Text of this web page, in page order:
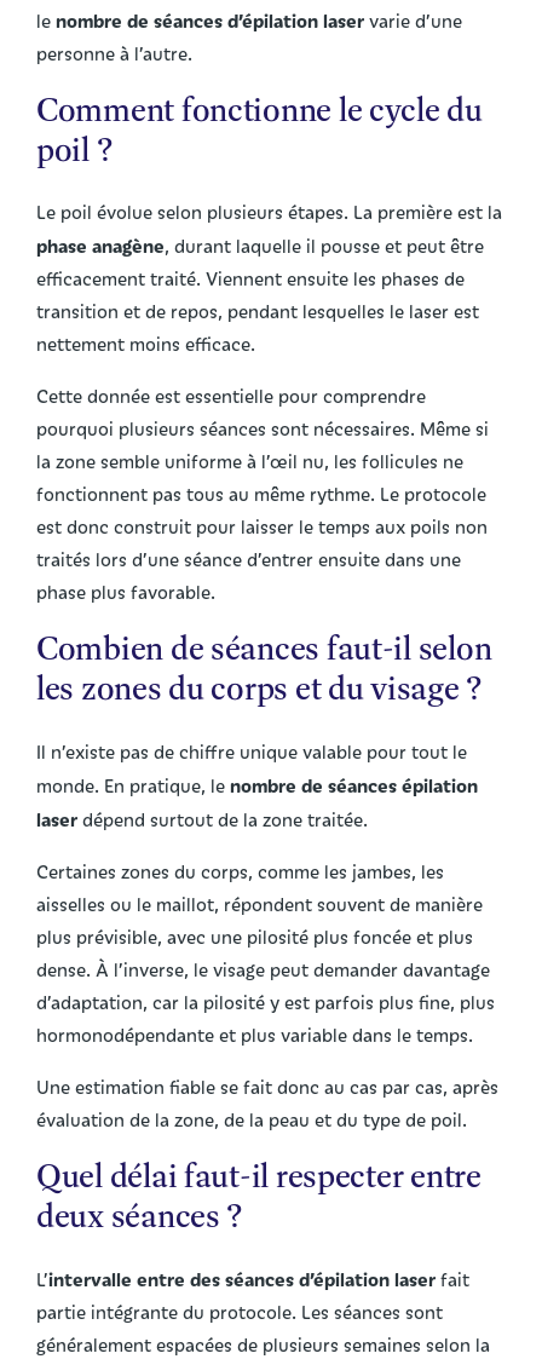
le nombre de séances d’épilation laser varie d’une
personne à l’autre.
Comment fonctionne le cycle du
poil ?
Le poil évolue selon plusieurs étapes. La première est la
phase anagène, durant laquelle il pousse et peut être
efficacement traité. Viennent ensuite les phases de
transition et de repos, pendant lesquelles le laser est
nettement moins efficace.
Cette donnée est essentielle pour comprendre
pourquoi plusieurs séances sont nécessaires. Même si
la zone semble uniforme à l’œil nu, les follicules ne
fonctionnent pas tous au même rythme. Le protocole
est donc construit pour laisser le temps aux poils non
traités lors d’une séance d’entrer ensuite dans une
phase plus favorable.
Combien de séances faut-il selon
les zones du corps et du visage ?
Il n’existe pas de chiffre unique valable pour tout le
monde. En pratique, le nombre de séances épilation
laser dépend surtout de la zone traitée.
Certaines zones du corps, comme les jambes, les
aisselles ou le maillot, répondent souvent de manière
plus prévisible, avec une pilosité plus foncée et plus
dense. À l’inverse, le visage peut demander davantage
d’adaptation, car la pilosité y est parfois plus fine, plus
hormonodépendante et plus variable dans le temps.
Une estimation fiable se fait donc au cas par cas, après
évaluation de la zone, de la peau et du type de poil.
Quel délai faut-il respecter entre
deux séances ?
L’intervalle entre des séances d’épilation laser fait
partie intégrante du protocole. Les séances sont
généralement espacées de plusieurs semaines selon la